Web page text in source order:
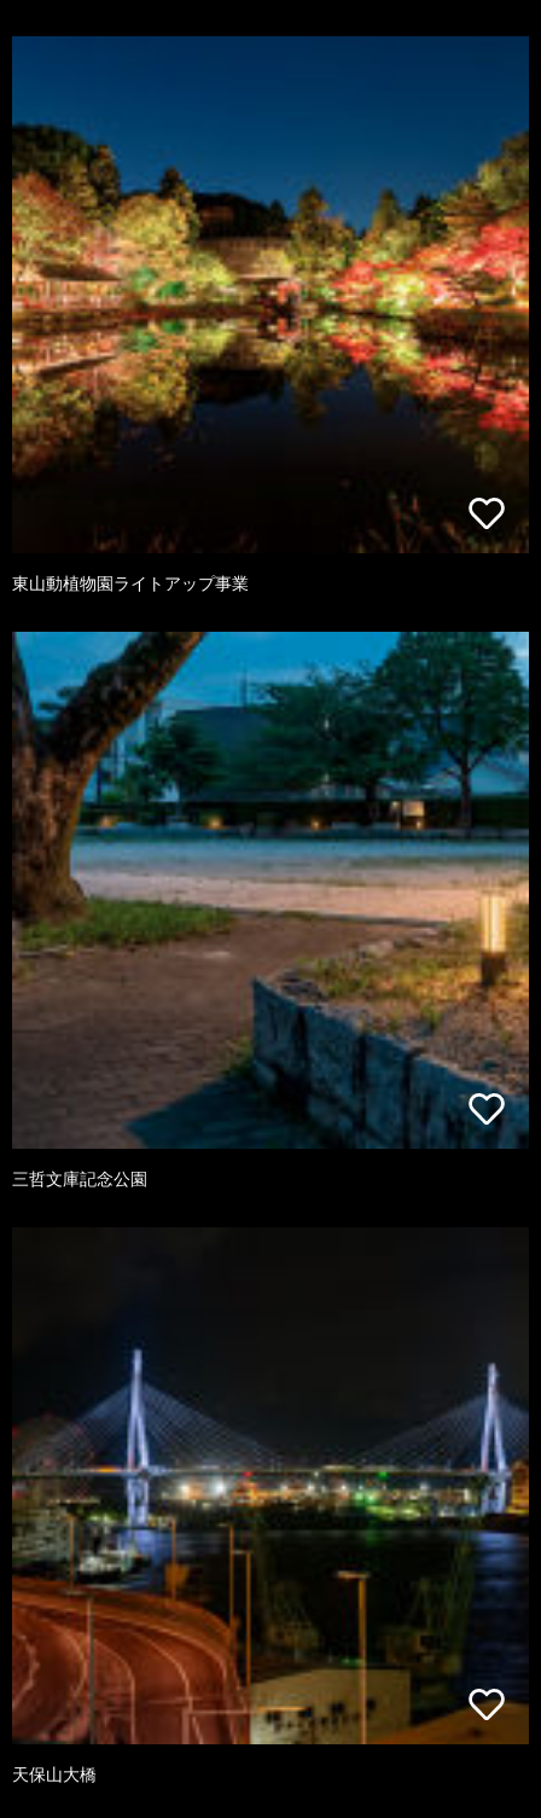
東山動植物園ライトアップ事業
三哲文庫記念公園
天保山大橋